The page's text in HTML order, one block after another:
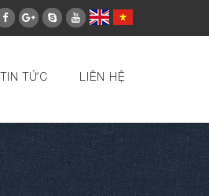
TIN TỨC LIÊN HỆ